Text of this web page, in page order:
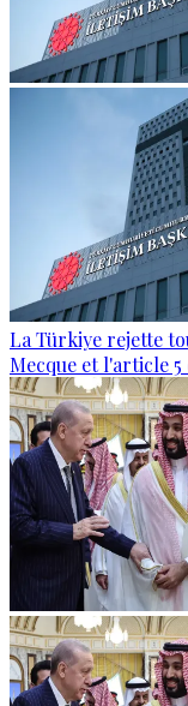
La Türkiye rejette
Mecque et l'article 5